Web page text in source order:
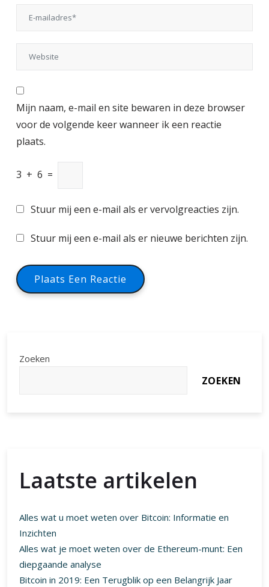
Mijn naam, e-mail en site bewaren in deze browser
voor de volgende keer wanneer ik een reactie
plaats.
3 + 6 =
Stuur mij een e-mail als er vervolgreacties zijn.
Stuur mij een e-mail als er nieuwe berichten zijn.
Zoeken
ZOEKEN
Laatste artikelen
Alles wat u moet weten over Bitcoin: Informatie en
Inzichten
Alles wat je moet weten over de Ethereum-munt: Een
diepgaande analyse
Bitcoin in 2019: Een Terugblik op een Belangrijk Jaar